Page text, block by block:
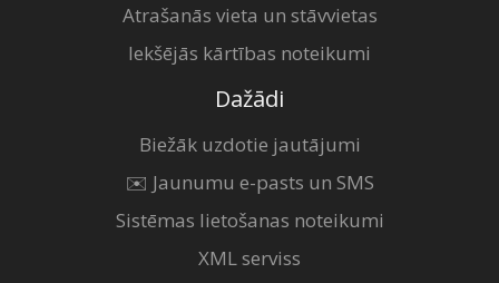
Atrašanās vieta un stāvvietas
Iekšējās kārtības noteikumi
Dažādi
Biežāk uzdotie jautājumi
✉️ Jaunumu e-pasts un SMS
Sistēmas lietošanas noteikumi
XML serviss